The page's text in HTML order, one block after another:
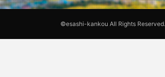
©esashi-kankou All Rights Reserved.